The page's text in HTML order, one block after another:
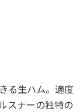
る生ハム。適度
スナーの独特の